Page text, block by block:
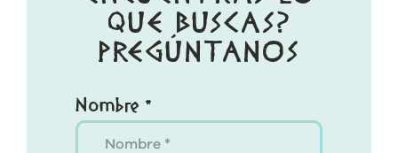
QUE BUSCAS?
PREGÚNTANOS
Nombre *